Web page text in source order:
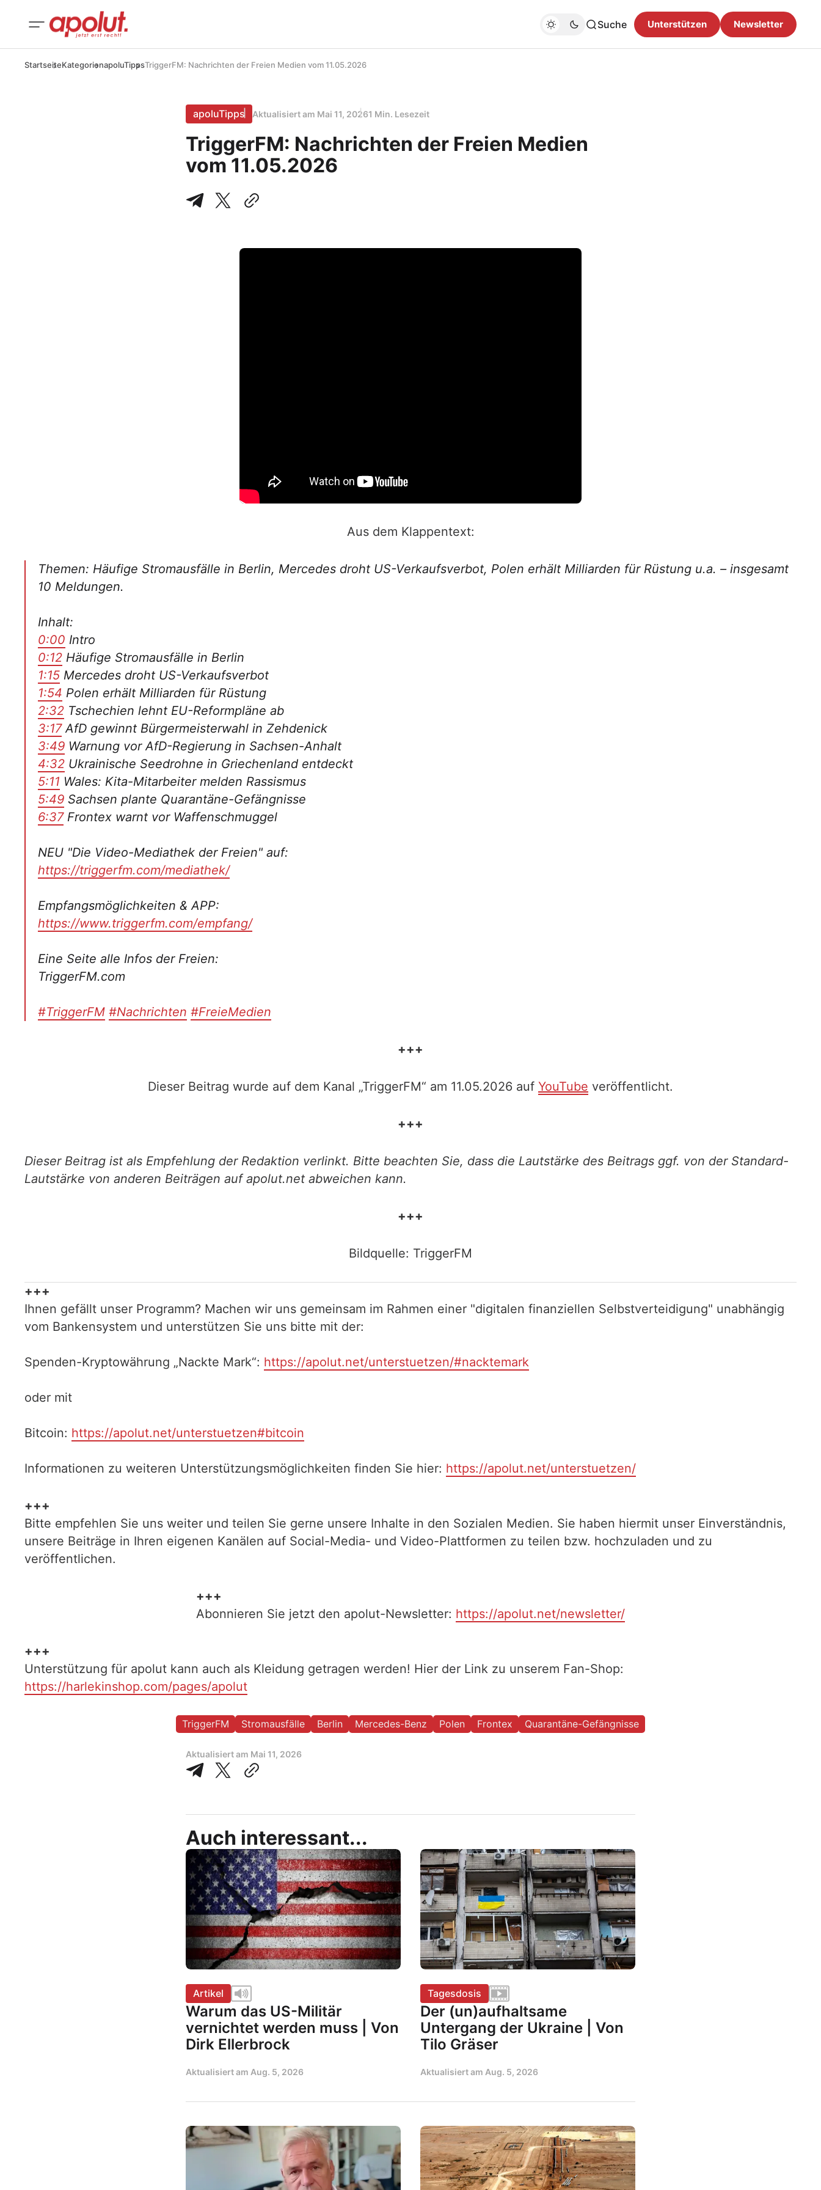
Suche Unterstützen Newsletter
StartseiteKategorienapoluTippsTriggerFM: Nachrichten der Freien Medien vom 11.05.2026
apoluTipps Aktualisiert am Mai 11, 20261 Min. Lesezeit
TriggerFM: Nachrichten der Freien Medien
vom 11.05.2026
Aus dem Klappentext:
Themen: Häufige Stromausfälle in Berlin, Mercedes droht US-Verkaufsverbot, Polen erhält Milliarden für Rüstung u.a. – insgesamt
10 Meldungen.
Inhalt:
0:00 Intro
0:12 Häufige Stromausfälle in Berlin
1:15 Mercedes droht US-Verkaufsverbot
1:54 Polen erhält Milliarden für Rüstung
2:32 Tschechien lehnt EU-Reformpläne ab
3:17AfD gewinnt Bürgermeisterwahl in Zehdenick
3:49 Warnung vor AfD-Regierung in Sachsen-Anhalt
4:32 Ukrainische Seedrohne in Griechenland entdeckt
5:11 Wales: Kita-Mitarbeiter melden Rassismus
5:49 Sachsen plante Quarantäne-Gefängnisse
6:37Frontex warnt vor Waffenschmuggel
NEU "Die Video-Mediathek der Freien" auf:
https://triggerfm.com/mediathek/
Empfangsmöglichkeiten & APP:
https://www.triggerfm.com/empfang/
Eine Seite alle Infos der Freien:
TriggerFM.com
#TriggerFM #Nachrichten #FreieMedien
+++
Dieser Beitrag wurde auf dem Kanal „TriggerFM“ am 11.05.2026 auf YouTube veröffentlicht.
+++
Dieser Beitrag ist als Empfehlung der Redaktion verlinkt. Bitte beachten Sie, dass die Lautstärke des Beitrags ggf. von der Standard-
Lautstärke von anderen Beiträgen auf apolut.net abweichen kann.
+++
Bildquelle: TriggerFM
+++
Ihnen gefällt unser Programm? Machen wir uns gemeinsam im Rahmen einer "digitalen finanziellen Selbstverteidigung" unabhängig
vom Bankensystem und unterstützen Sie uns bitte mit der:
Spenden-Kryptowährung „Nackte Mark“: https://apolut.net/unterstuetzen/#nacktemark
oder mit
Bitcoin: https://apolut.net/unterstuetzen#bitcoin
Informationen zu weiteren Unterstützungsmöglichkeiten finden Sie hier: https://apolut.net/unterstuetzen/
+++
Bitte empfehlen Sie uns weiter und teilen Sie gerne unsere Inhalte in den Sozialen Medien. Sie haben hiermit unser Einverständnis,
unsere Beiträge in Ihren eigenen Kanälen auf Social-Media- und Video-Plattformen zu teilen bzw. hochzuladen und zu
veröffentlichen.
+++
Abonnieren Sie jetzt den apolut-Newsletter: https://apolut.net/newsletter/
+++
Unterstützung für apolut kann auch als Kleidung getragen werden! Hier der Link zu unserem Fan-Shop:
https://harlekinshop.com/pages/apolut
TriggerFM Stromausfälle Berlin Mercedes-Benz Polen Frontex Quarantäne-Gefängnisse
Aktualisiert am Mai 11, 2026
Auch interessant...
Artikel
Warum das US-Militär
vernichtet werden muss | Von
Dirk Ellerbrock
Aktualisiert am Aug. 5, 2026
Tagesdosis
Der (un)aufhaltsame
Untergang der Ukraine | Von
Tilo Gräser
Aktualisiert am Aug. 5, 2026